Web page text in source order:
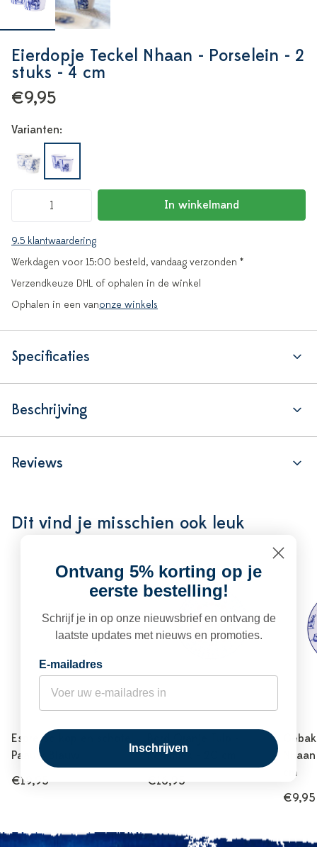
Eierdopje Teckel Nhaan - Porselein - 2
stuks - 4 cm
€9,95
Varianten:
In winkelmand
9.5 klantwaardering
Werkdagen voor 15:00 besteld, vandaag verzonden *
Verzendkeuze DHL of ophalen in de winkel
Ophalen in een vanonze winkels
Specificaties
Beschrijving
Reviews
Dit vind je misschien ook leuk
Espresso kop en schotel
Paauw Blauw
€19,95
Keramiek - 20 cm
€16,95
cm
€9,95
Ontvang 5% korting op je
eerste bestelling!
Schrijf je in op onze nieuwsbrief en ontvang de
laatste updates met nieuws en promoties.
E-mailadres
Inschrijven